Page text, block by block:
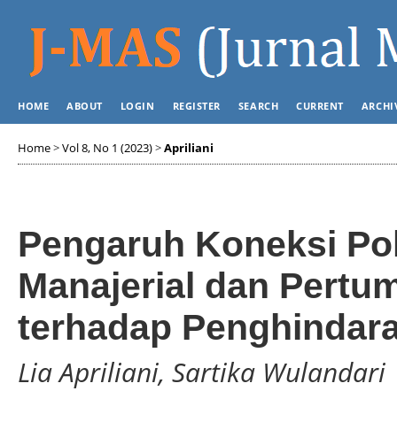
HOME ABOUT LOGIN REGISTER SEARCH CURRENT
Home>Vol 8, No 1 (2023)>Apriliani
Pengaruh Koneksi
Manajerial dan
terhadap
Lia Apriliani, Sartika Wulandari